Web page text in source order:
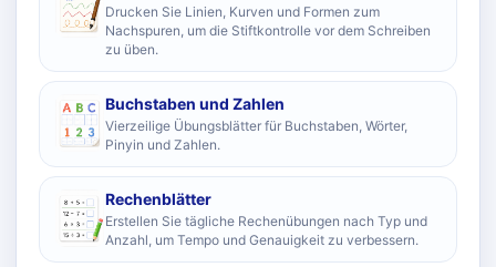
Drucken Sie Linien, Kurven und Formen zum
Nachspuren, um die Stiftkontrolle vor dem Schreiben
zu üben.
Buchstaben und Zahlen
Vierzeilige Übungsblätter für Buchstaben, Wörter,
Pinyin und Zahlen.
Rechenblätter
Erstellen Sie tägliche Rechenübungen nach Typ und
Anzahl, um Tempo und Genauigkeit zu verbessern.